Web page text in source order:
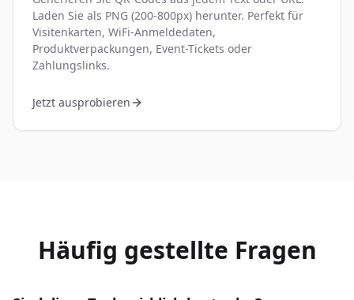
Laden Sie als PNG (200-800px) herunter. Perfekt für
Visitenkarten, WiFi-Anmeldedaten,
Produktverpackungen, Event-Tickets oder
Zahlungslinks.
Jetzt ausprobieren
Häufig gestellte Fragen